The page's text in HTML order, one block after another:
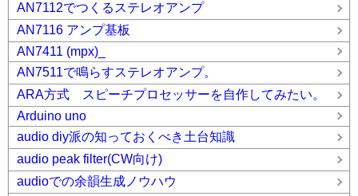
AN7112でつくるステレオアンプ
AN7116 アンプ基板
AN7411 (mpx)_
AN7511で鳴らすステレオアンプ。
ARA方式 スピーチプロセッサーを自作してみたい。
Arduino uno
audio diy派の知っておくべき土台知識
audio peak filter(CW向け)
audioでの余韻生成ノウハウ